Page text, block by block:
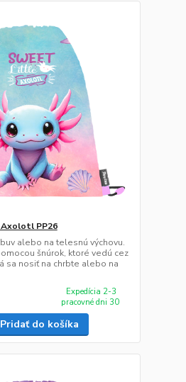
Axolotl PP26
alebo na telesnú výchovu.
šnúrok, ktoré vedú cez
sa nosiť na chrbte alebo na
Expedícia 2-3
pracovné dni 30
Pridať do košíka